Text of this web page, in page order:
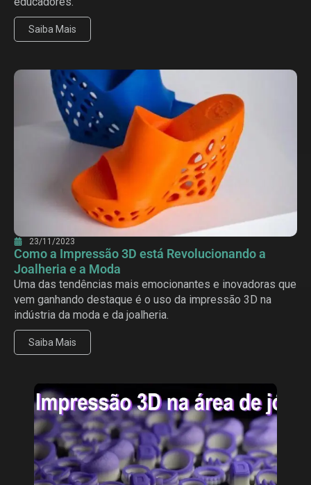
Saiba Mais
23/11/2023
Como a Impressão 3D está Revolucionando a
Joalheria e a Moda
Uma das tendências mais emocionantes e inovadoras que
vem ganhando destaque é o uso da impressão 3D na
indústria da moda e da joalheria.
Saiba Mais